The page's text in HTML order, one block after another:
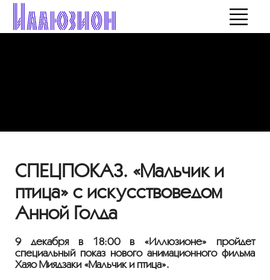
СПЕЦПОКАЗ. «Мальчик и
птица» с искусствоведом
Анной Голда
9 декабря в 18:00 в «Иллюзионе» пройдёт
специальный показ нового анимационного фильма
Хаяо Миядзаки «Мальчик и птица».